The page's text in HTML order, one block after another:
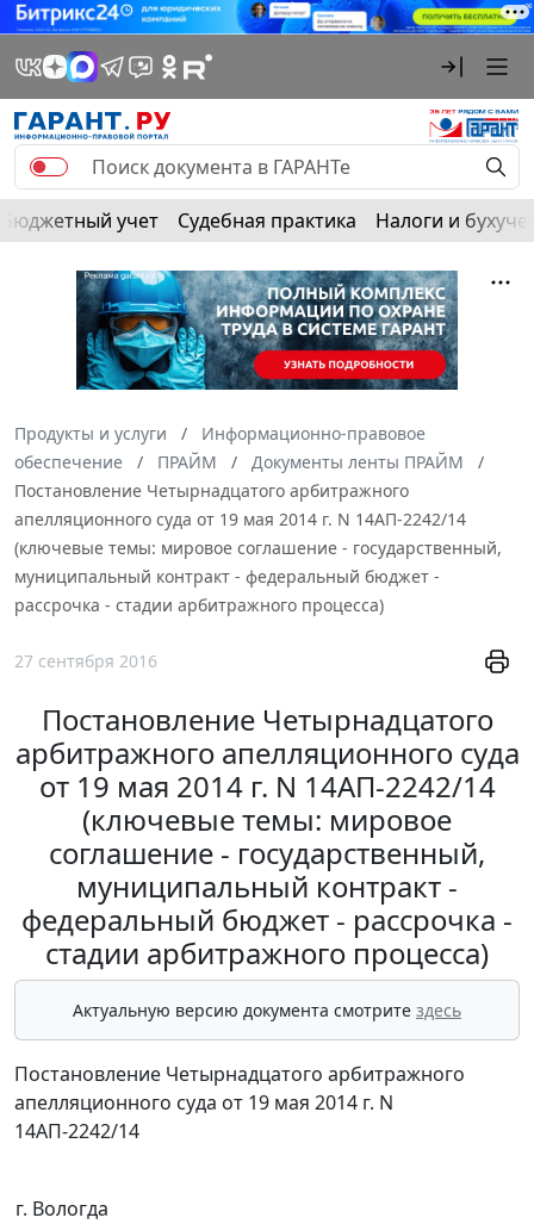
Бюджетный учет Судебная практика Налоги и
Продукты и услуги
Информационно-правовое
обеспечение
ПРАЙМ
Документы ленты ПРАЙМ
Постановление Четырнадцатого арбитражного
апелляционного суда от 19 мая 2014 г. N 14АП-2242/14
(ключевые темы: мировое соглашение - государственный,
муниципальный контракт - федеральный бюджет -
рассрочка - стадии арбитражного процесса)
27 сентября 2016
Постановление Четырнадцатого
арбитражного апелляционного суда
от 19 мая 2014 г. N 14АП-2242/14
(ключевые темы: мировое
соглашение - государственный,
муниципальный контракт -
федеральный бюджет - рассрочка -
стадии арбитражного процесса)
Актуальную версию документа смотрите здесь
Постановление Четырнадцатого арбитражного
апелляционного суда от 19 мая 2014 г. N
14АП-2242/14
г. Вологда